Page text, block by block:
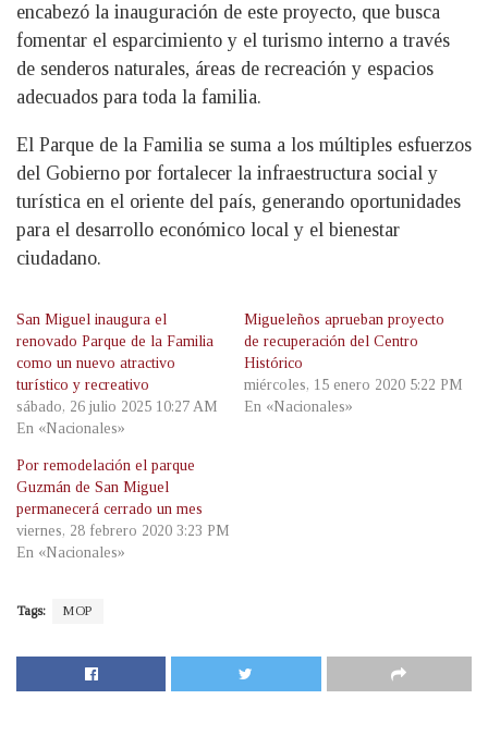
encabezó la inauguración de este proyecto, que busca
fomentar el esparcimiento y el turismo interno a través
de senderos naturales, áreas de recreación y espacios
adecuados para toda la familia.
El Parque de la Familia se suma a los múltiples esfuerzos
del Gobierno por fortalecer la infraestructura social y
turística en el oriente del país, generando oportunidades
para el desarrollo económico local y el bienestar
ciudadano.
San Miguel inaugura el
renovado Parque de la Familia
como un nuevo atractivo
turístico y recreativo
sábado, 26 julio 2025 10:27 AM
En «Nacionales»
Migueleños aprueban proyecto
de recuperación del Centro
Histórico
miércoles, 15 enero 2020 5:22 PM
En «Nacionales»
Por remodelación el parque
Guzmán de San Miguel
permanecerá cerrado un mes
viernes, 28 febrero 2020 3:23 PM
En «Nacionales»
Tags: MOP